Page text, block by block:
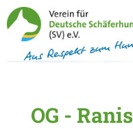
OG - Ranis